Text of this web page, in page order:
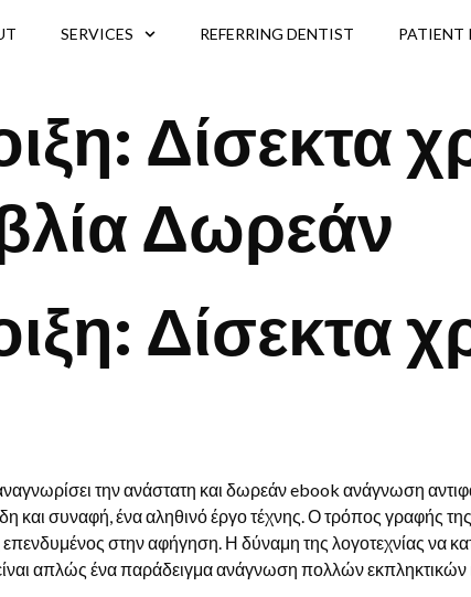
SERVICES REFERRING DENTIST PATIENT
Δίσεκτα
Δωρεάν
Δίσεκτα
την ανάστατη και δωρεάν ebook ανάγνωση
και συναφή, ένα αληθινό έργο τέχνης. Ο τρόπος γραφής
στην αφήγηση. Η δύναμη της λογοτεχνίας να
απλώς ένα παράδειγμα ανάγνωση πολλών εκπληκτικών